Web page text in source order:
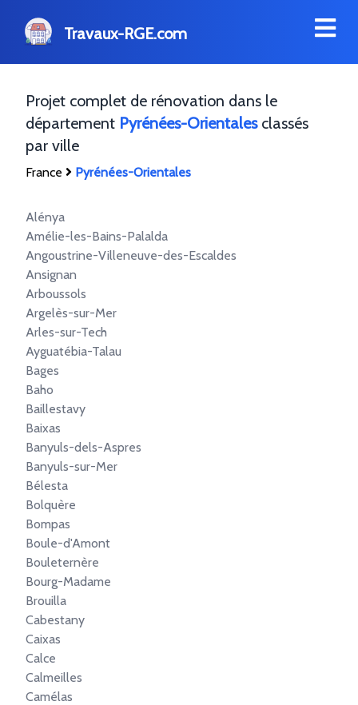
Travaux-RGE.com
Projet complet de rénovation dans le
département Pyrénées-Orientalesclassés
par ville
France Pyrénées-Orientales
Alénya
Amélie-les-Bains-Palalda
Angoustrine-Villeneuve-des-Escaldes
Ansignan
Arboussols
Argelès-sur-Mer
Arles-sur-Tech
Ayguatébia-Talau
Bages
Baho
Baillestavy
Baixas
Banyuls-dels-Aspres
Banyuls-sur-Mer
Bélesta
Bolquère
Bompas
Boule-d'Amont
Bouleternère
Bourg-Madame
Brouilla
Cabestany
Caixas
Calce
Calmeilles
Camélas